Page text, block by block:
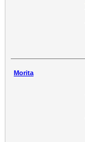
Morita